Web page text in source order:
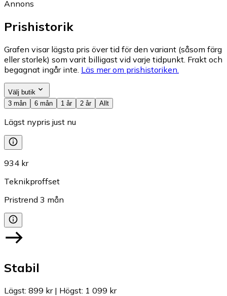
Annons
Prishistorik
Grafen visar lägsta pris över tid för den variant (såsom färg
eller storlek) som varit billigast vid varje tidpunkt. Frakt och
begagnat ingår inte. Läs mer om prishistoriken.
Välj butik
3 mån
6 mån 1 år 2 år Allt
Lägst nypris just nu
934 kr
Teknikproffset
Pristrend 3 mån
Stabil
Lägst: 899 kr| Högst: 1 099 kr